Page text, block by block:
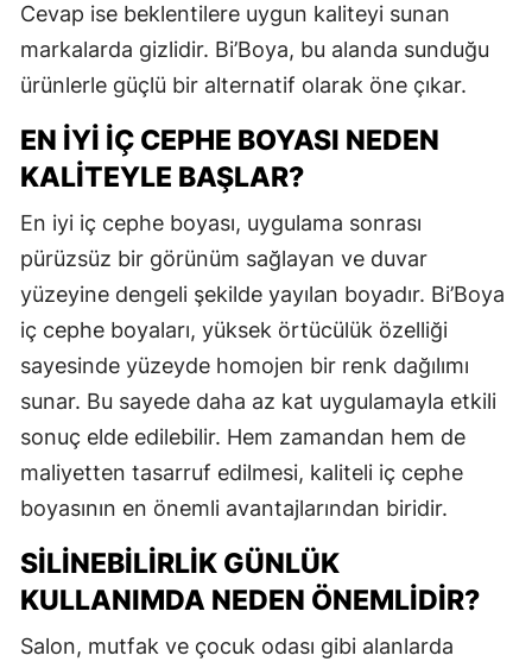
Cevap ise beklentilere uygun kaliteyi sunan
markalarda gizlidir. Bi’Boya, bu alanda sunduğu
ürünlerle güçlü bir alternatif olarak öne çıkar.
EN İYI İÇ CEPHE BOYASI NEDEN
KALITEYLE BAŞLAR?
En iyi iç cephe boyası, uygulama sonrası
pürüzsüz bir görünüm sağlayan ve duvar
yüzeyine dengeli şekilde yayılan boyadır. Bi’Boya
iç cephe boyaları, yüksek örtücülük özelliği
sayesinde yüzeyde homojen bir renk dağılımı
sunar. Bu sayede daha az kat uygulamayla etkili
sonuç elde edilebilir. Hem zamandan hem de
maliyetten tasarruf edilmesi, kaliteli iç cephe
boyasının en önemli avantajlarından biridir.
SILINEBILIRLIK GÜNLÜK
KULLANIMDA NEDEN ÖNEMLIDIR?
Salon, mutfak ve çocuk odası gibi alanlarda